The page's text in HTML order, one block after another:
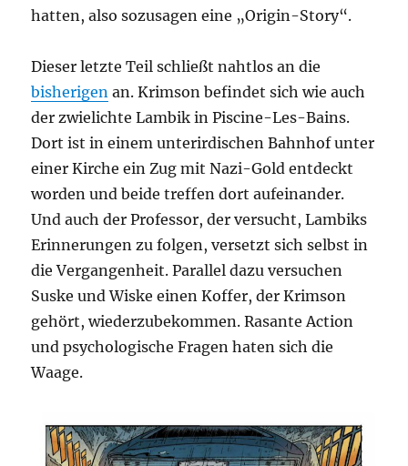
hatten, also sozusagen eine „Origin-Story“.
Dieser letzte Teil schließt nahtlos an die
bisherigen an. Krimson befindet sich wie auch
der zwielichte Lambik in Piscine-Les-Bains.
Dort ist in einem unterirdischen Bahnhof unter
einer Kirche ein Zug mit Nazi-Gold entdeckt
worden und beide treffen dort aufeinander.
Und auch der Professor, der versucht, Lambiks
Erinnerungen zu folgen, versetzt sich selbst in
die Vergangenheit. Parallel dazu versuchen
Suske und Wiske einen Koffer, der Krimson
gehört, wiederzubekommen. Rasante Action
und psychologische Fragen haten sich die
Waage.